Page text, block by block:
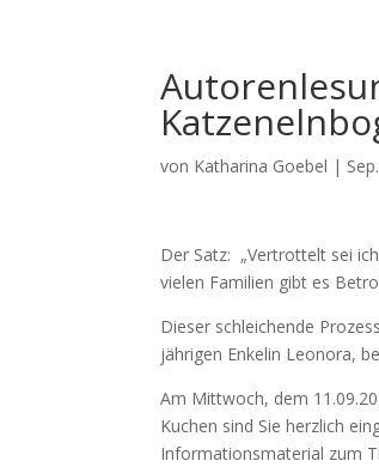
von Katharina Goebel |
Der Satz: „Vertrottelt sei
vielen Familien gibt es
Dieser schleichende
jährigen Enkelin Leonora,
Am Mittwoch, dem
Kuchen sind Sie herzlich
Informationsmaterial zum